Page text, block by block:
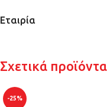
Εταιρία
Σχετικά προϊόντα
-25%